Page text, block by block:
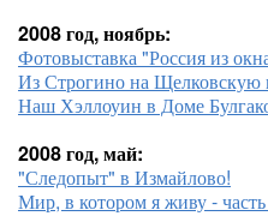
2008 год, ноябрь:
Фотовыставка "Россия из
Из Строгино на Щелковскую
Наш Хэллоуин в Доме
2008 год, май:
"Следопыт" в Измайлово!
Мир, в котором я живу -